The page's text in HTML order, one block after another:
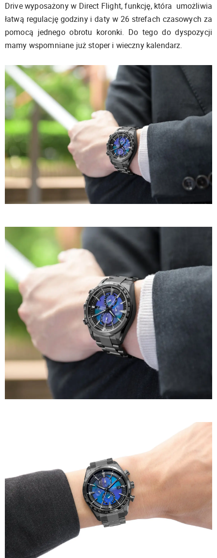
Drive wyposażony w Direct Flight, funkcję, która umożliwia
łatwą regulację godziny i daty w 26 strefach czasowych za
pomocą jednego obrotu koronki. Do tego do dyspozycji
mamy wspomniane już stoper i wieczny kalendarz.